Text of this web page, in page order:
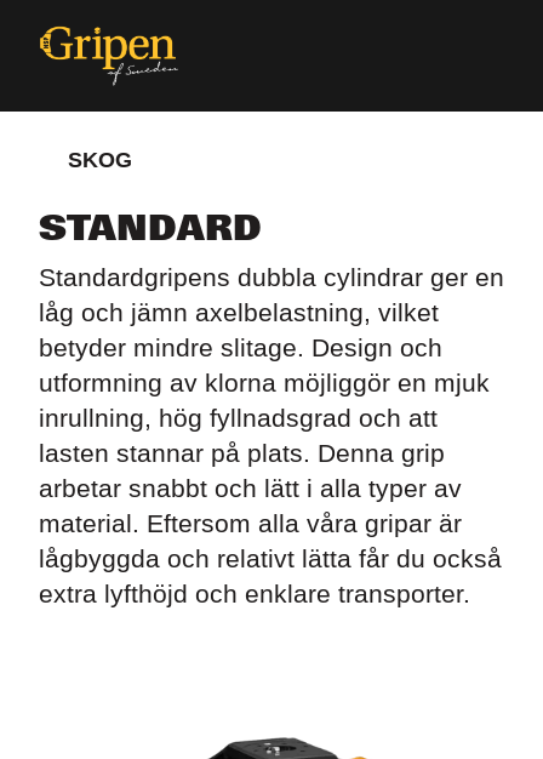
SKOG
STANDARD
Standardgripens dubbla cylindrar ger en
låg och jämn axel­belastning, vilket
betyder mindre slitage. Design och
utformning av klorna möjliggör en mjuk
inrullning, hög fyllnadsgrad och att
lasten stannar på plats. Denna grip
arbetar snabbt och lätt i alla typer av
material. Eftersom alla våra gripar är
lågbyggda och relativt lätta får du också
extra lyfthöjd och enklare transporter.